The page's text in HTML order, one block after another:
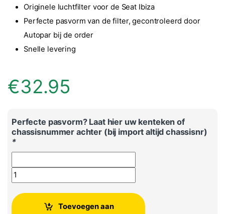
Originele luchtfilter voor de Seat Ibiza
Perfecte pasvorm van de filter, gecontroleerd door
Autopar bij de order
Snelle levering
€32.95
Perfecte pasvorm? Laat hier uw kenteken of
chassisnummer achter (bij import altijd chassisnr)
*
Seat Ibiza originele luchtfilter aantal
Toevoegen aan